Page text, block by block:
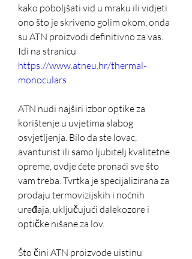
kako poboljšati vid u mraku ili vidjeti
ono što je skriveno golim okom, onda
su ATN proizvodi definitivno za vas.
https://www.atneu.hr/thermal-
monoculars
ATN nudi najširi izbor optike za
korištenje u uvjetima slabog
osvjetljenja. Bilo da ste lovac,
avanturist ili samo ljubitelj kvalitetne
opreme, ovdje ćete pronaći sve što
vam treba. Tvrtka je specijalizirana za
prodaju termovizijskih i noćnih
uređaja, uključujući dalekozore i
optičke nišane za lov.
Što čini ATN proizvode uistinu